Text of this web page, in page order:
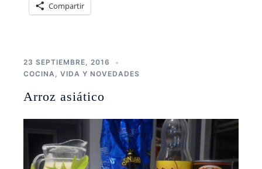
Compartir
23 SEPTIEMBRE, 2016
COCINA, VIDA Y NOVEDADES
Arroz asiático